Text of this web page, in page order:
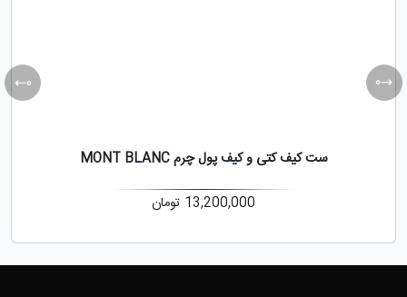
ست کیف کتی و کیف پول چرم MONT BLANC
13,200,000 تومان